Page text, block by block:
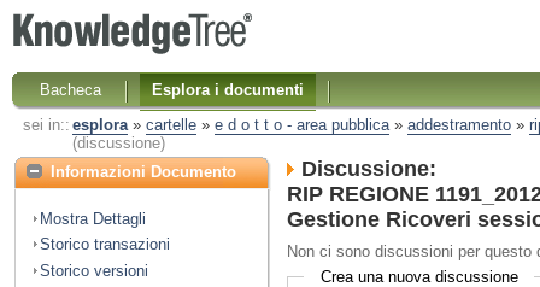
Bacheca
Esplora i documenti
sei in:: esplora» cartelle» e d o t t o - area pubblica» addestramento»
(discussione)
Informazioni Documento
Mostra Dettagli
Storico transazioni
Storico versioni
Discussione:
RIP REGIONE
Gestione Ricoveri
Non ci sono discussioni per questo
Crea una nuova discussione